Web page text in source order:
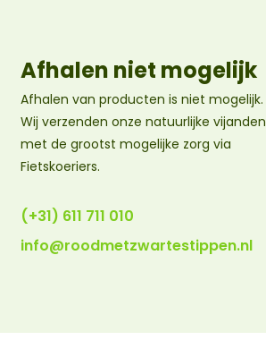
Afhalen niet mogelijk
Afhalen van producten is niet mogelijk.
Wij verzenden onze natuurlijke vijanden
met de grootst mogelijke zorg via
Fietskoeriers.
(+31) 611 711 010
info@roodmetzwartestippen.nl